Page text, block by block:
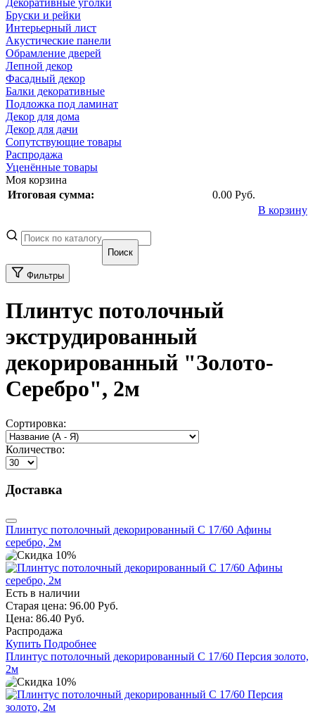
Бруски и рейки
Интерьерный лист
Акустические панели
Обрамление дверей
Лепной декор
Фасадный декор
Балки декоративные
Подложка под ламинат
Декор для дома
Декор для дачи
Сопутствующие товары
Распродажа
Уценённые товары
Моя корзина
Итоговая сумма:
0.00 Руб.
В корзину
Фильтры
Плинтус потолочный
экструдированный
декорированный "Золото-
Серебро", 2м
Сортировка:
Количество:
Доставка
Плинтус потолочный декорированный С 17/60 Афины
серебро, 2м
Есть в наличии
Старая цена: 96.00 Руб.
Цена: 86.40 Руб.
Распродажа
Купить Подробнее
Плинтус потолочный декорированный С 17/60 Персия золото,
2м